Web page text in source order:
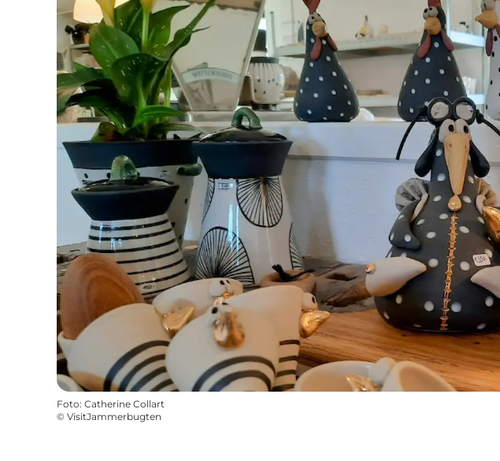
Foto: Catherine Collart
© VisitJammerbugten